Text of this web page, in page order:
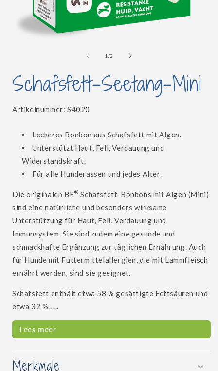
1 /von
2
Schafsfett-Seetang-Mini
Artikelnummer: SKU:
S4020
Leckeres Bonbon aus Schafsfett mit Algen.
Unterstützt Haut, Fell, Verdauung und
Widerstandskraft.
Für alle Hunderassen und jedes Alter.
Die originalen BF® Schafsfett-Bonbons mit Algen (Mini)
sind eine natürliche und besonders wirksame
Unterstützung für Haut, Fell, Verdauung und
Immunsystem. Sie sind zudem eine gesunde und
schmackhafte Ergänzung zur täglichen Ernährung. Auch
für Hunde mit Futtermittelallergien, die mit Lammfleisch
ernährt werden, sind sie geeignet.
Schafsfett enthält etwa 58 % gesättigte Fettsäuren und
etwa 32 %......
Lees meer
Merkmale